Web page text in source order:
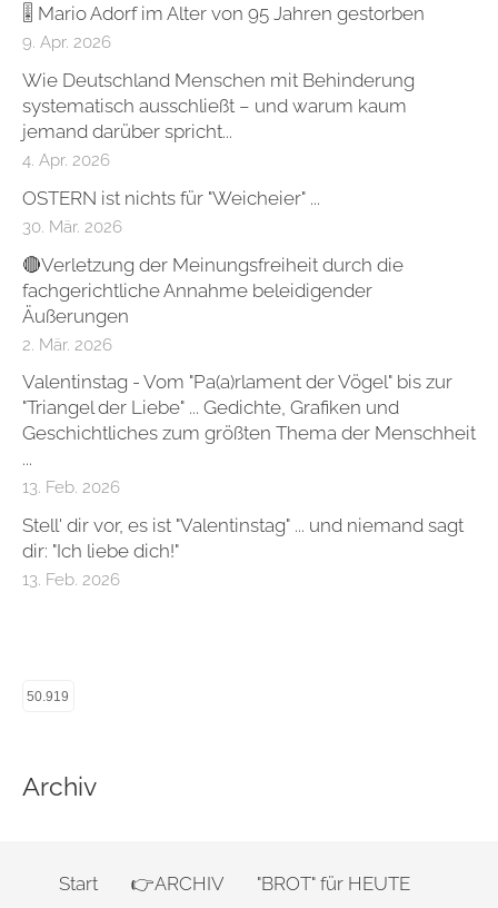
🎚 Mario Adorf im Alter von 95 Jahren gestorben
9. Apr. 2026
Wie Deutschland Menschen mit Behinderung
systematisch ausschließt – und warum kaum
jemand darüber spricht...
4. Apr. 2026
OSTERN ist nichts für "Weicheier" ...
30. Mär. 2026
🔴Verletzung der Meinungsfreiheit durch die
fachgerichtliche Annahme beleidigender
Äußerungen
2. Mär. 2026
Valentinstag - Vom "Pa(a)rlament der Vögel" bis zur
"Triangel der Liebe" ... Gedichte, Grafiken und
Geschichtliches zum größten Thema der Menschheit
...​
13. Feb. 2026
Stell' dir vor, es ist "Valentinstag" ... und niemand sagt
dir: "Ich liebe dich!"​
13. Feb. 2026
50.919
Archiv
Start 👉ARCHIV
"BROT" für HEUTE